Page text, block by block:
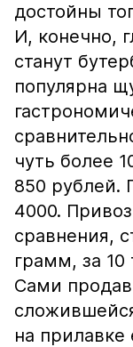
достойны
И, конечно,
станут
популярна
чуть более
850 рублей.
4000.
сравнения,
грамм, за
Сами
на прилавке